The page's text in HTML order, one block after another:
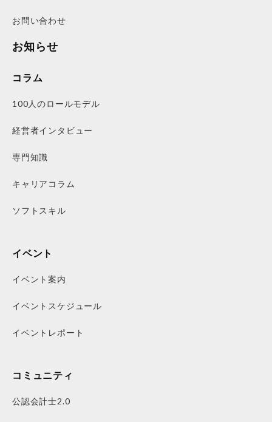
お問い合わせ
お知らせ
コラム
100人のロールモデル
経営者インタビュー
専門知識
キャリアコラム
ソフトスキル
イベント
イベント案内
イベントスケジュール
イベントレポート
コミュニティ
公認会計士2.0